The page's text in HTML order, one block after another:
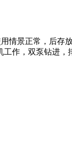
情景正常，后存
作，双泵钻进，